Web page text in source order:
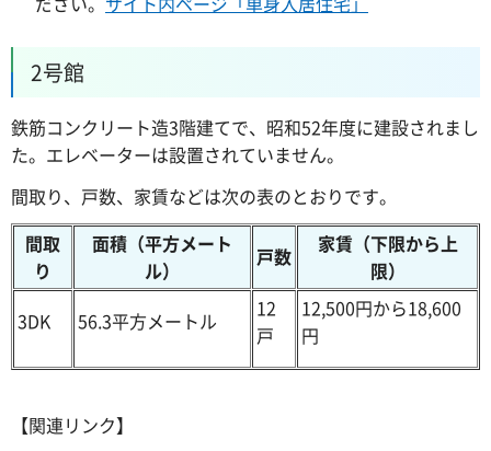
2号館
鉄筋コンクリート造3階建てで、昭和52年度に建設されまし
た。エレベーターは設置されていません。
間取り、戸数、家賃などは次の表のとおりです。
間取
り
面積（平方メート
ル）
戸数
家賃（下限から上
限）
3DK
56.3平方メートル
12
戸
12,500円から18,600
円
【関連リンク】